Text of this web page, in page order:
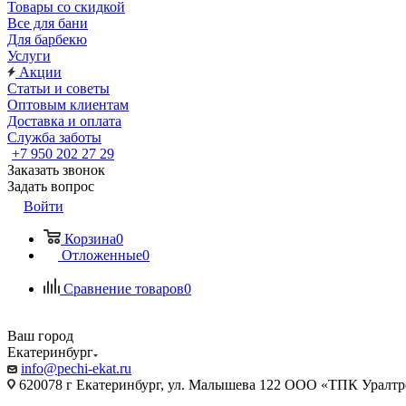
Товары со скидкой
Все для бани
Для барбекю
Услуги
Акции
Статьи и советы
Оптовым клиентам
Доставка и оплата
Служба заботы
+7 950 202 27 29
Заказать звонок
Задать вопрос
Войти
Корзина0
Отложенные0
Сравнение товаров0
Ваш город
Екатеринбург
info@pechi-ekat.ru
620078 г Екатеринбург, ул. Малышева 122 ООО «ТПК